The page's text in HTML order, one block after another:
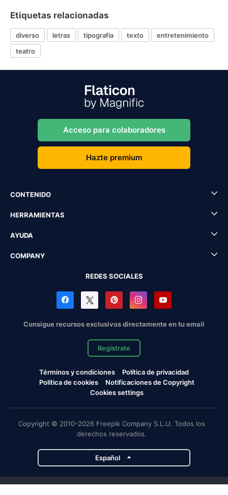
Etiquetas relacionadas
diverso letras tipografía texto
entretenimiento
teatro
Acceso para colaboradores
Hazte premium
CONTENIDO
HERRAMIENTAS
AYUDA
COMPANY
REDES SOCIALES
Consigue recursos exclusivos directamente en tu email
Regístrate
Términos y condiciones
Política de privacidad
Política de cookies
Notificaciones de Copyright
Cookies settings
Copyright © 2010-2026 Freepik Company S.L.U. Todos los
derechos reservados.
Español